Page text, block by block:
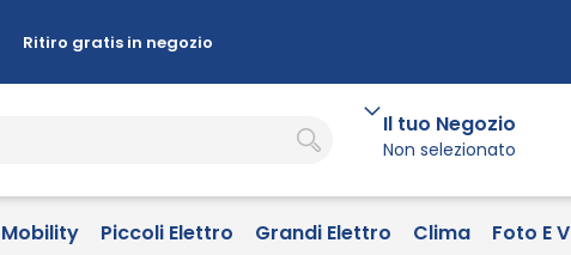
Ritiro gratis in negozio
Il tuo Negozio
Non selezionato
Mobility Piccoli Elettro Grandi Elettro Clima Foto E